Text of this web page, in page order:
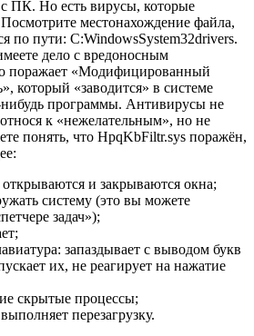
с ПК. Но есть вирусы, которые
местонахождение файла,
по пути: C:WindowsSystem32drivers.
дело с вредоносным
поражает «Модифицированный
который «заводится» в системе
нибудь программы. Антивирусы не
к «нежелательным», но не
понять, что HpqKbFiltr.sys поражён,
и закрываются окна;
систему (это вы можете
задач»);
запаздывает с выводом букв
их, не реагирует на нажатие
скрытые процессы;
перезагрузку.